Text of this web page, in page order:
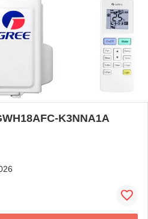
K3NNA1A